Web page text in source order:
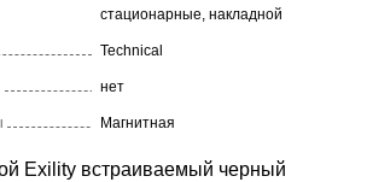
стационарные, накладной
Technical
нет
Магнитная
Exility встраиваемый черный